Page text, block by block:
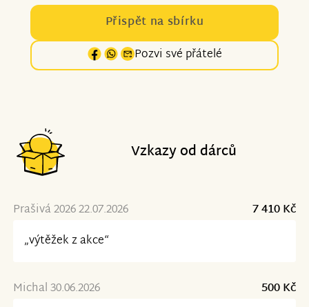
Přispět na sbírku
Pozvi své přátelé
Vzkazy od dárců
Prašivá 2026 22.07.2026
7 410 Kč
„výtěžek z akce“
Michal 30.06.2026
500 Kč